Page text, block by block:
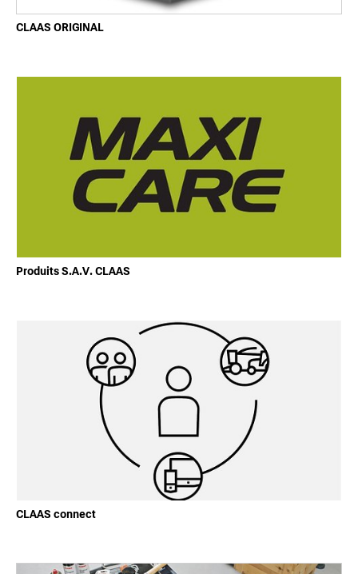
CLAAS ORIGINAL
Produits S.A.V. CLAAS
CLAAS connect